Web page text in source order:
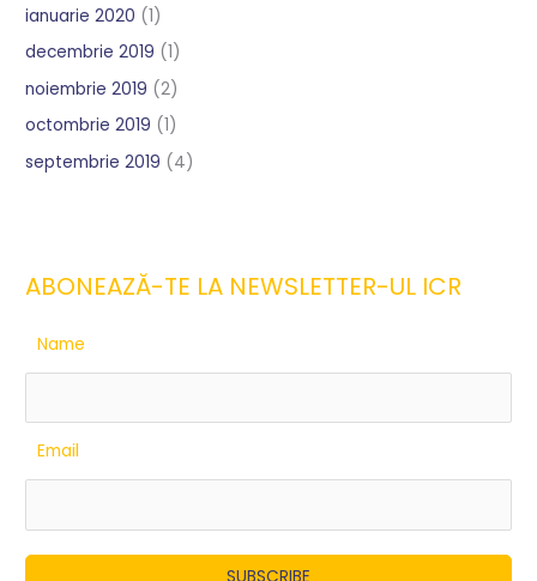
ianuarie 2020 (1)
decembrie 2019 (1)
noiembrie 2019 (2)
octombrie 2019 (1)
septembrie 2019 (4)
ABONEAZĂ-TE LA NEWSLETTER-UL ICR
Name
Email